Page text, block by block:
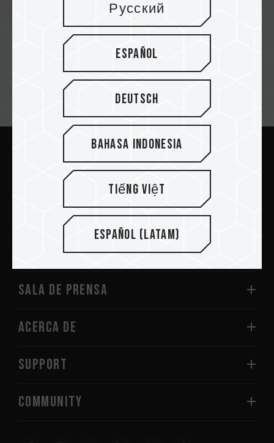
Suscríbete al boletín
Enviar
PRODUCTOS
Sala de prensa
Acerca de
SUPPORT
COMMUNITY
Русский
Español
Deutsch
Bahasa Indonesia
Tiếng Việt
Español (Latam)